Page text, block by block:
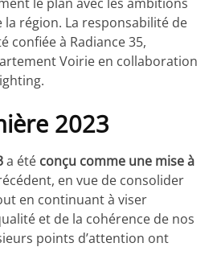
la région. La responsabilité de
confiée à Radiance 35,
Voirie en collaboration
2023
a été conçu comme une mise à
en vue de consolider
en continuant à viser
et de la cohérence de nos
points d’attention ont